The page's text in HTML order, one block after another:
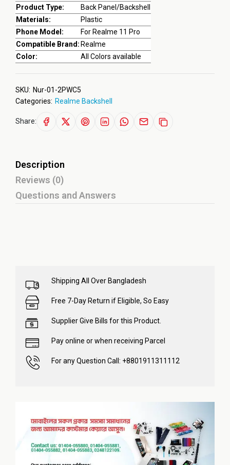
Product Type:
Back Panel/Backshell
Materials:
Plastic
Phone Model:
For Realme 11 Pro
Compatible Brand: Realme
Color:
All Colors available
SKU: Nur-01-2PWC5
Categories: Realme Backshell
Share:
Description
Reviews (0)
Questions and Answers
Shipping All Over Bangladesh
Free 7-Day Return if Eligible, So Easy
Supplier Give Bills for this Product.
Pay online or when receiving Parcel
For any Question Call: +8801911311112